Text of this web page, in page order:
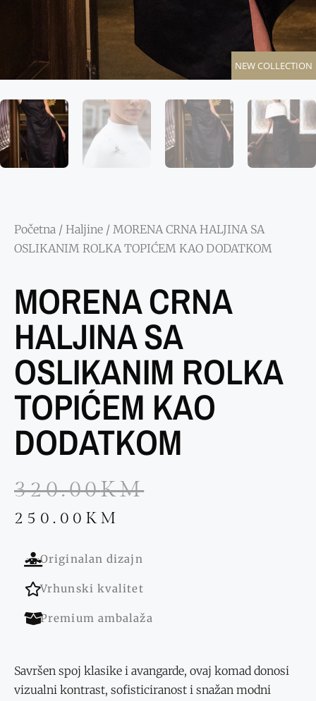
NEW COLLECTION
Početna / Haljine / MORENA CRNA HALJINA SA
OSLIKANIM ROLKA TOPIĆEM KAO DODATKOM
MORENA CRNA
HALJINA SA
OSLIKANIM ROLKA
TOPIĆEM KAO
DODATKOM
320.00KM
250.00 KM
Originalan dizajn
Vrhunski kvalitet
Premium ambalaža
Savršen spoj klasike i avangarde, ovaj komad donosi
vizualni kontrast, sofisticiranost i snažan modni